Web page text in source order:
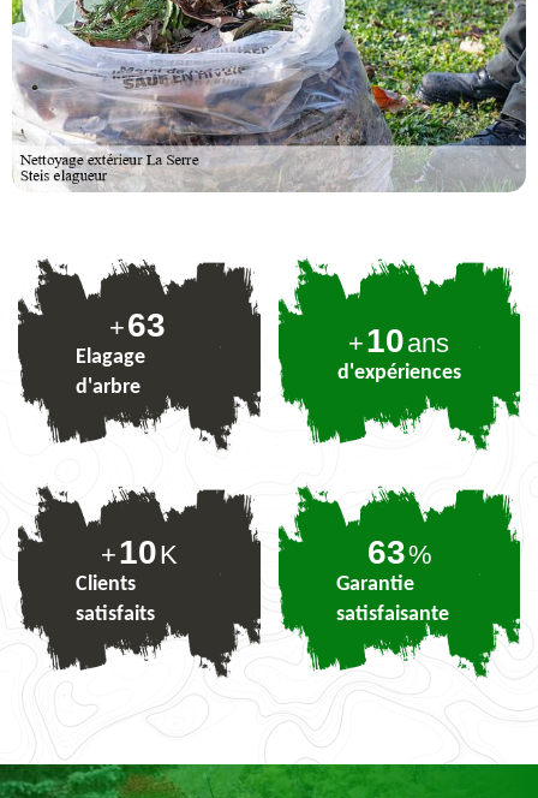
+77
Elagage
d'arbre
+10ans
d'expériences
+10K
Clients
satisfaits
77%
Garantie
satisfaisante